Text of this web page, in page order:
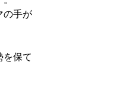
の手が
を保て